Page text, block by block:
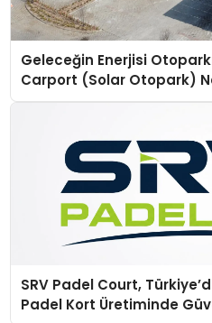
Geleceğin Enerjisi
Carport (Solar Otopark)
SRV Padel Court,
Padel Kort Üretiminde